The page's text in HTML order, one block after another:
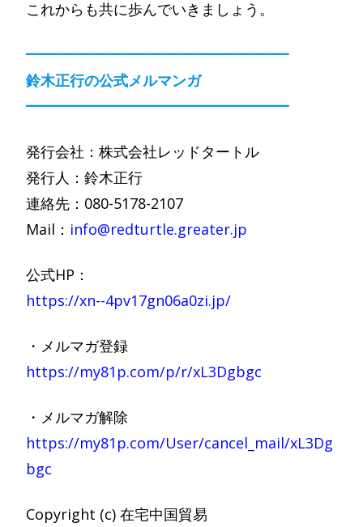
これからも共に歩んでいきましょう。
━━━━━━━━━━━━━━━━━━
鈴木正行の公式メルマンガ
━━━━━━━━━━━━━━━━━━
発行会社：株式会社レッドタートル
発行人：鈴木正行
連絡先：080-5178-2107
Mail： info@redturtle.greater.jp
公式HP：
https://xn--4pv17gn06a0zi.jp/
・メルマガ登録
https://my81p.com/p/r/xL3Dgbgc
・メルマガ解除
https://my81p.com/User/cancel_mail/xL3Dg
bgc
Copyright (c) 在宅中国貿易